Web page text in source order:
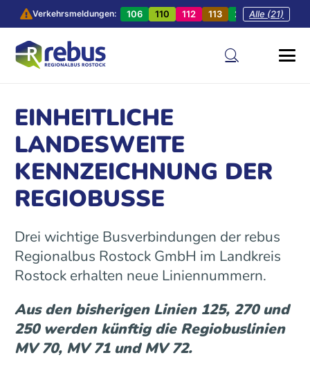
Verkehrsmeldungen: 106 110 112 113 201 202
Alle (21)
EINHEITLICHE
LANDESWEITE
KENNZEICHNUNG DER
REGIOBUSSE
Drei wichtige Busverbindungen der rebus
Regionalbus Rostock GmbH im Landkreis
Rostock erhalten neue Liniennummern.
Aus den bisherigen Linien 125, 270 und
250 werden künftig die Regiobuslinien
MV 70, MV 71 und MV 72.